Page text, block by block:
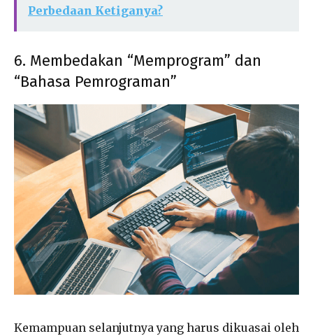
Perbedaan Ketiganya?
6. Membedakan “Memprogram” dan
“Bahasa Pemrograman”
Kemampuan selanjutnya yang harus dikuasai oleh